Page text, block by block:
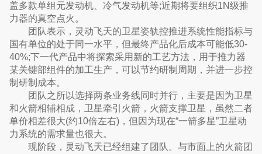
盖多款单组元发动机、冷气发动机等;近期将要组织1N级推
力器的真空点火。
团队表示，灵动飞天的卫星姿轨控推进系统性能指标与
国有单位的处于同一水平，但最终产品化后成本可能低30-
40%;下一代产品中将探索采用新的工艺方法，用于推力器
某关键部组件的加工生产，可以节约研制周期，并进一步控
制研制成本。
团队之所以选择两条业务线同时并行，主要是因为卫星
和火箭相辅相成，卫星牵引火箭，火箭支撑卫星，虽然二者
单价相差很大(约10倍左右)，但因为现在“一箭多星”卫星动
力系统的需求量也很大。
现阶段，灵动飞天已经组建了团队。与市面上的火箭团